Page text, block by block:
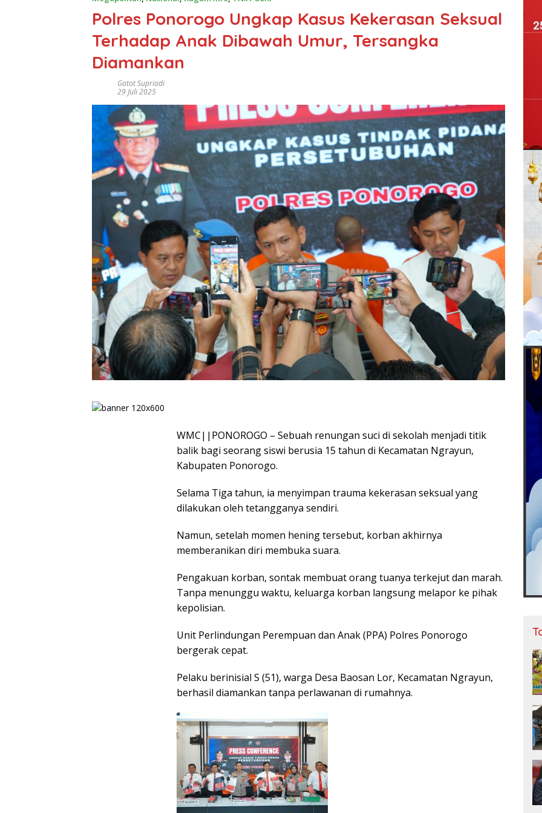
Polres Ponorogo Ungkap Kasus Kekerasan Seksual
Terhadap Anak Dibawah Umur, Tersangka
Diamankan
Gatot Supriadi
29 Juli 2025
WMC||PONOROGO – Sebuah renungan suci di sekolah menjadi titik
balik bagi seorang siswi berusia 15 tahun di Kecamatan Ngrayun,
Kabupaten Ponorogo.
Selama Tiga tahun, ia menyimpan trauma kekerasan seksual yang
dilakukan oleh tetangganya sendiri.
Namun, setelah momen hening tersebut, korban akhirnya
memberanikan diri membuka suara.
Pengakuan korban, sontak membuat orang tuanya terkejut dan marah.
Tanpa menunggu waktu, keluarga korban langsung melapor ke pihak
kepolisian.
Unit Perlindungan Perempuan dan Anak (PPA) Polres Ponorogo
bergerak cepat.
Pelaku berinisial S (51), warga Desa Baosan Lor, Kecamatan Ngrayun,
berhasil diamankan tanpa perlawanan di rumahnya.